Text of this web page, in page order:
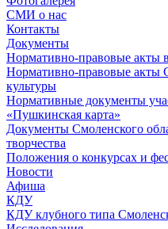
СМИ о нас
Контакты
Документы
Нормативно-правовые акты
Нормативно-правовые акты
культуры
Нормативные документы
«Пушкинская карта»
Документы Смоленского
творчества
Положения о конкурсах и
Новости
Афиша
КДУ
КДУ клубного типа